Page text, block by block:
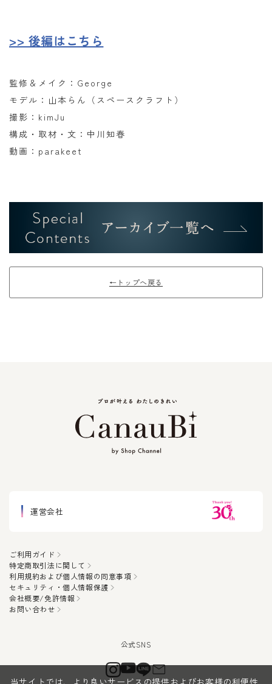
>> 後編はこちら
監修＆メイク：George
モデル：山本らん（スペースクラフト）
撮影：kimJu
構成・取材・文：中川知春
動画：parakeet
←トップへ戻る
運営会社
ご利用ガイド
特定商取引法に関して
利用規約および個人情報の同意事項
セキュリティ・個人情報保護
会社概要/免許情報
お問い合わせ